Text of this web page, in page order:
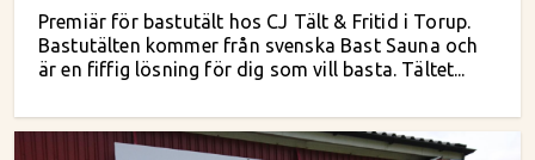
Premiär för bastutält hos CJ Tält & Fritid i Torup.
Bastutälten kommer från svenska Bast Sauna och
är en fiffig lösning för dig som vill basta. Tältet...